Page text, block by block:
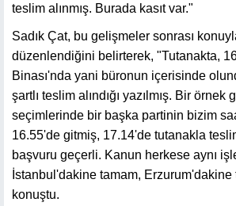
teslim alınmış. Burada kasıt var."
Sadık Çat, bu gelişmeler sonrası
düzenlendiğini belirterek, "Tutanakta,
Binası'nda yani büronun içerisinde
şartlı teslim alındığı yazılmış. Bir örnek
seçimlerinde bir başka partinin bizim
16.55'de gitmiş, 17.14'de tutanakla
başvuru geçerli. Kanun herkese aynı
İstanbul'dakine tamam,
konuştu.